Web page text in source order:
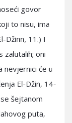
govor
to nisu, ima
Džinn, 11.) I
zalutalih; oni
nevjernici će u
El-Džin, 14-
šejtanom
puta,